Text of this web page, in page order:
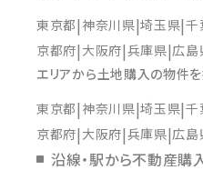
東京都 神奈川県 埼玉県 千
京都府 大阪府 兵庫県 広島
エリアから土地購入の物件
東京都 神奈川県 埼玉県 千
京都府 大阪府 兵庫県 広島
沿線・駅から不動産購